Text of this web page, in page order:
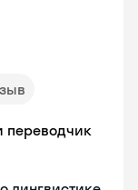
переводчик